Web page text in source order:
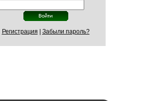
Регистрация Забыли пароль?